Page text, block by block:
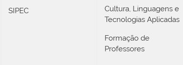
SIPEC
Cultura, Linguagens e
Tecnologias Aplicadas
Formação de
Professores